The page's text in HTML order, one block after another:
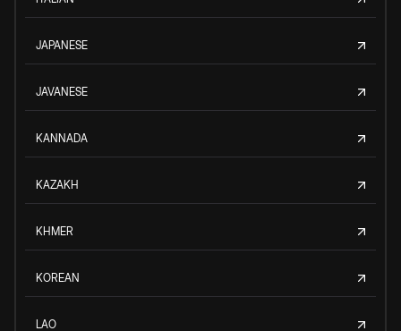
JAPANESE
JAVANESE
KANNADA
KAZAKH
KHMER
KOREAN
LAO